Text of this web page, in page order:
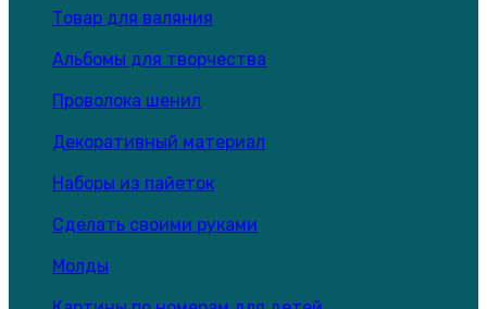
Товар для валяния
Альбомы для творчества
Проволока шенил
Декоративный материал
Наборы из пайеток
Сделать своими руками
Молды